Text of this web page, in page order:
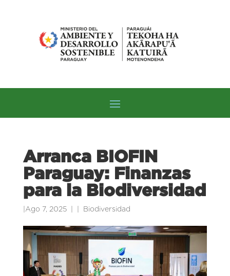
Arranca BIOFIN
Paraguay: Finanzas
para la Biodiversidad
Ago 7, 2025 Biodiversidad